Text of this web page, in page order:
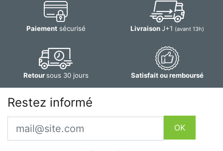
Paiementsécurisé LivraisonJ+1 (avant 13h)
Retoursous 30 jours Satisfait ou remboursé
Restez informé
Email
OK